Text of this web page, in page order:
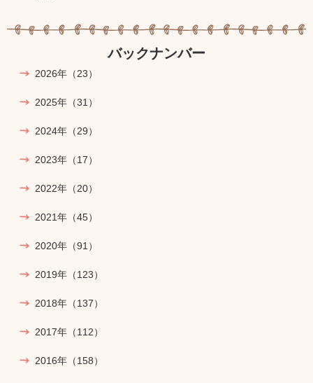
バックナンバー
2026年 （23）
2025年 （31）
2024年 （29）
2023年 （17）
2022年 （20）
2021年 （45）
2020年 （91）
2019年 （123）
2018年 （137）
2017年 （112）
2016年 （158）